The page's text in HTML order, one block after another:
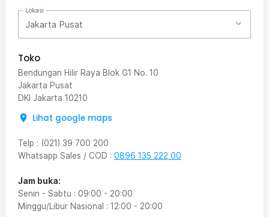
Lokasi
Jakarta Pusat
Toko
Bendungan Hilir Raya Blok G1 No. 10
Jakarta Pusat
DKI Jakarta 10210
Lihat google maps
Telp : (021) 39 700 200
Whatsapp Sales / COD : 0896 135 222 00
Jam buka:
Senin - Sabtu : 09:00 - 20:00
Minggu/Libur Nasional : 12:00 - 20:00